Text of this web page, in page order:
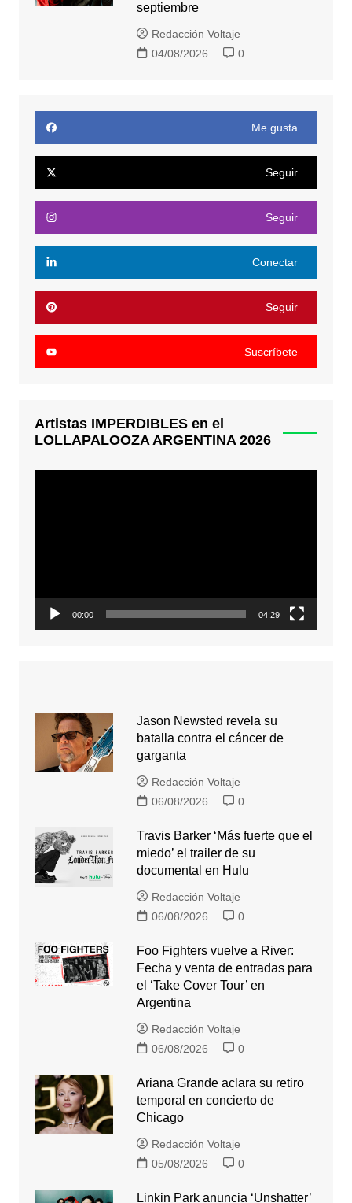
septiembre
Redacción Voltaje
04/08/2026
0
Me gusta
Seguir
Seguir
Conectar
Seguir
Suscríbete
Artistas IMPERDIBLES en el
LOLLAPALOOZA ARGENTINA 2026
00:00 04:29
Jason Newsted revela su
batalla contra el cáncer de
garganta
Redacción Voltaje
06/08/2026
0
Travis Barker ‘Más fuerte que el
miedo’ el trailer de su
documental en Hulu
Redacción Voltaje
06/08/2026
0
Foo Fighters vuelve a River:
Fecha y venta de entradas para
el ‘Take Cover Tour’ en
Argentina
Redacción Voltaje
06/08/2026
0
Ariana Grande aclara su retiro
temporal en concierto de
Chicago
Redacción Voltaje
05/08/2026
0
Linkin Park anuncia ‘Unshatter’